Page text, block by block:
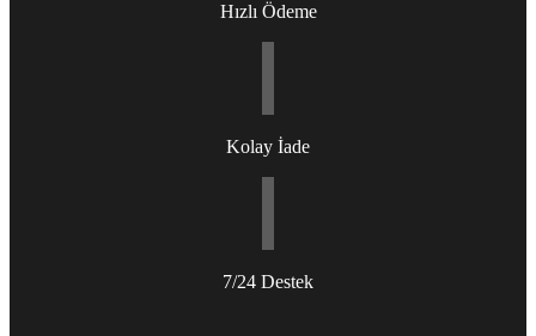
Hızlı Ödeme
Kolay İade
7/24 Destek